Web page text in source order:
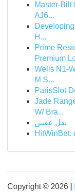
Master-Bilt
AJ6...
H...
Prime
Premium
Wells N1-
M S...
ParisSlot
Jade
W/ Bra...
نقل عفش
Copyright © 2026 |